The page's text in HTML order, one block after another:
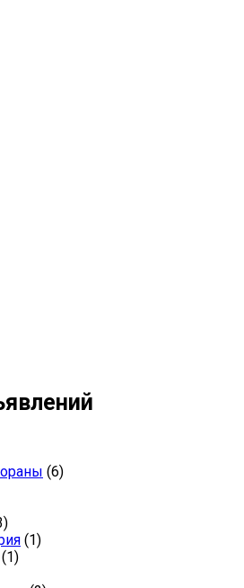
(6)
(1)
(1)